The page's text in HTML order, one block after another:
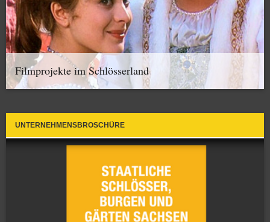
Filmprojekte im Schlösserland
UNTERNEHMENSBROSCHÜRE